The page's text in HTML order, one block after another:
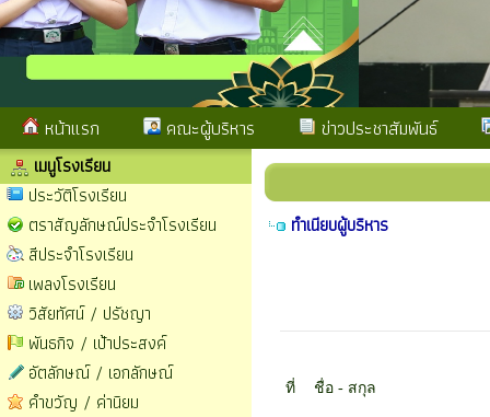
หน้าแรก คณะผู้บริหาร ข่าวประชาสัมพันธ์
เมนูโรงเรียน
ประวัติโรงเรียน
ตราสัญลักษณ์ประจำโรงเรียน
สีประจำโรงเรียน
เพลงโรงเรียน
วิสัยทัศน์ / ปรัชญา
พันธกิจ / เป้าประสงค์
อัตลักษณ์ / เอกลักษณ์
คำขวัญ / ค่านิยม
ทำเนียบผู้บริหาร
ที่ ชื่อ - สกุล